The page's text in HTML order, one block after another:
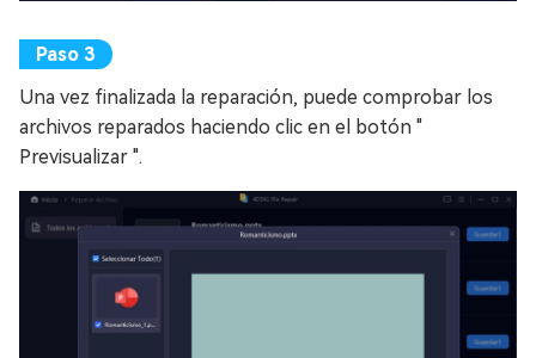
Una vez finalizada la reparación, puede comprobar los
archivos reparados haciendo clic en el botón "
Previsualizar ".